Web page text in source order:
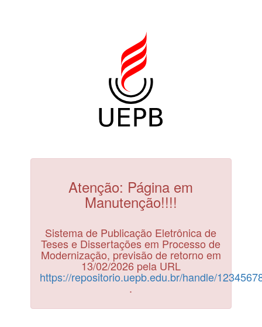
Atenção: Página em
Manutenção!!!!
Sistema de Publicação Eletrônica de
Teses e Dissertações em Processo de
Modernização, previsão de retorno em
13/02/2026 pela URL
https://repositorio.uepb.edu.br/handle/
.